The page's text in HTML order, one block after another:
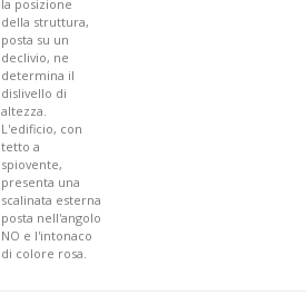
la posizione
della struttura,
posta su un
declivio, ne
determina il
dislivello di
altezza.
L'edificio, con
tetto a
spiovente,
presenta una
scalinata esterna
posta nell'angolo
NO e l'intonaco
di colore rosa.